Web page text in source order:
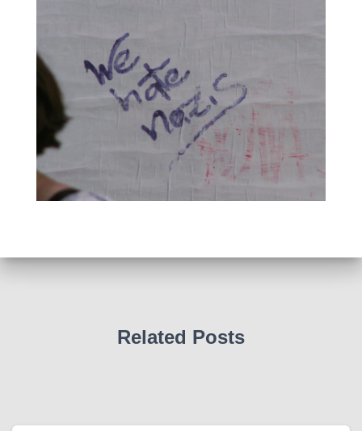
Related Posts